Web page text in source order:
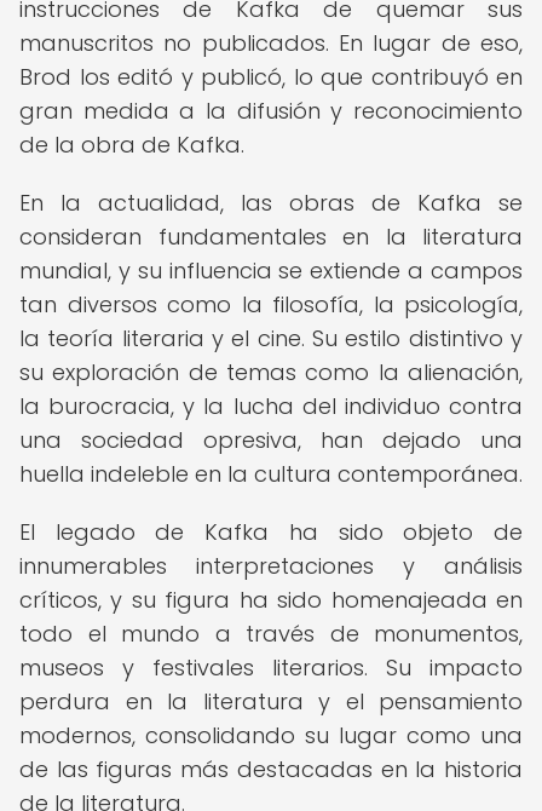
instrucciones de Kafka de quemar sus
manuscritos no publicados. En lugar de eso,
Brod los editó y publicó, lo que contribuyó en
gran medida a la difusión y reconocimiento
de la obra de Kafka.
En la actualidad, las obras de Kafka se
consideran fundamentales en la literatura
mundial, y su influencia se extiende a campos
tan diversos como la filosofía, la psicología,
la teoría literaria y el cine. Su estilo distintivo y
su exploración de temas como la alienación,
la burocracia, y la lucha del individuo contra
una sociedad opresiva, han dejado una
huella indeleble en la cultura contemporánea.
El legado de Kafka ha sido objeto de
innumerables interpretaciones y análisis
críticos, y su figura ha sido homenajeada en
todo el mundo a través de monumentos,
museos y festivales literarios. Su impacto
perdura en la literatura y el pensamiento
modernos, consolidando su lugar como una
de las figuras más destacadas en la historia
de la literatura.